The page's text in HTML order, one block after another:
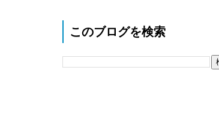
このブログを検索